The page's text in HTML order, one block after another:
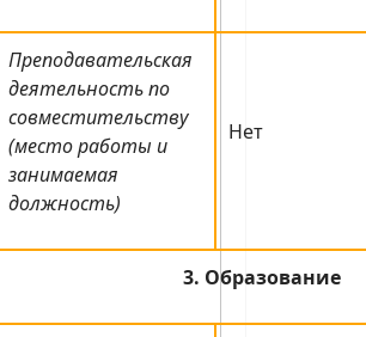
Преподавательская
деятельность по
совместительству
(место работы и
занимаемая
должность)
Нет
3. Образование